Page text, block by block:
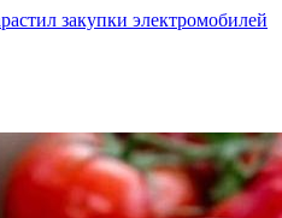
закупки электромобилей